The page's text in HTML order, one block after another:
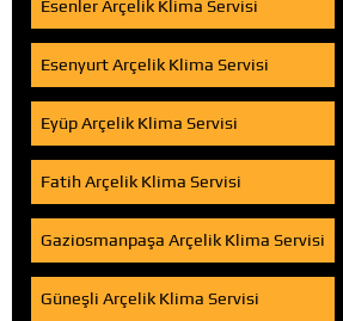
Esenler Arçelik Klima Servisi
Esenyurt Arçelik Klima Servisi
Eyüp Arçelik Klima Servisi
Fatih Arçelik Klima Servisi
Gaziosmanpaşa Arçelik Klima Servisi
Güneşli Arçelik Klima Servisi